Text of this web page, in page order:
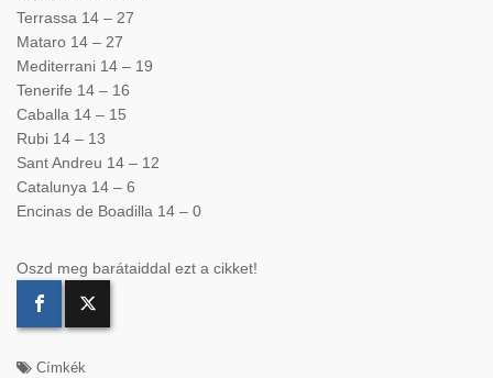
Terrassa 14 – 27
Mataro 14 – 27
Mediterrani 14 – 19
Tenerife 14 – 16
Caballa 14 – 15
Rubi 14 – 13
Sant Andreu 14 – 12
Catalunya 14 – 6
Encinas de Boadilla 14 – 0
Oszd meg barátaiddal ezt a cikket!
Címkék